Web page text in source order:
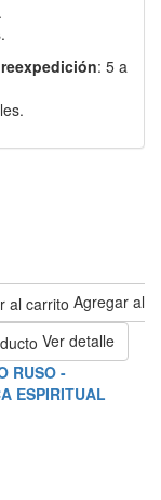
: 5 a
Agregar al
Ver detalle
RUSO -
ESPIRITUAL